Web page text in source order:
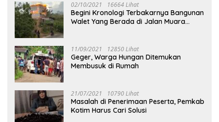
02/10/2021 16664 Lihat
Begini Kronologi Terbakarnya Bangunan
Walet Yang Berada di Jalan Muara
11/09/2021 12850 Lihat
Geger, Warga Hungan Ditemukan
Membusuk di Rumah
21/07/2021 10790 Lihat
Masalah di Penerimaan Peserta, Pemkab
Kotim Harus Cari Solusi